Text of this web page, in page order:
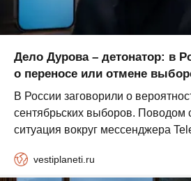
Дело Дурова – детонатор: в
о переносе или отмене
В России заговорили о
сентябрьских выборов. Поводом
ситуация вокруг мессенджера
vestiplaneti.ru